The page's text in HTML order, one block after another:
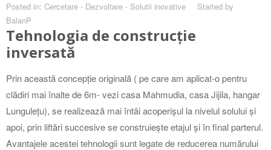
Posted in: Cercetare - Dezvoltare - Solutii inovative
Started by
BalanP
Tehnologia de construcție
inversată
Prin această concepție originală ( pe care am aplicat-o pentru
clădiri mai înalte de 6m- vezi casa Mahmudia, casa Jijila, hangar
Lungulețu), se realizează mai întâi acoperișul la nivelul solului și
apoi, prin liftări succesive se construiește etajul și în final parterul.
Avantajele acestei tehnologii sunt legate de reducerea numărului